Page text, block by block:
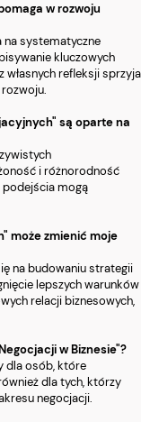
w rozwoju
na systematyczne
kluczowych
refleksji sprzyja
są oparte na
i różnorodność
podejścia mogą
może zmienić moje
na budowaniu strategii
lepszych warunków
relacji biznesowych,
w Biznesie"?
dla osób, które
dla tych, którzy
negocjacji.